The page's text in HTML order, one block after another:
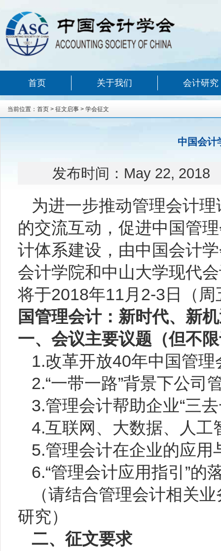
首页 关于我们 会计研究
当前位置： 首页 > 征文启事 > 学会征文
中国会计
发布时间： May 22, 2018
为进一步推动管理会计
的交流互动，促进中国管
计体系建设，由中国会计
会计学院和中山大学现代
将于2018年11月 2-3 日（
国管理会计：新时代、新
一、会议主要议题（但不
1.改革开放40年中国管理
2.“一带一路”背景下公司
3.管理会计帮助企业“三
4.互联网、大数据、人工
5.管理会计在企业的应用
6.“管理会计应用指引”的
（请结合管理会计相关
研究）
二、征文要求